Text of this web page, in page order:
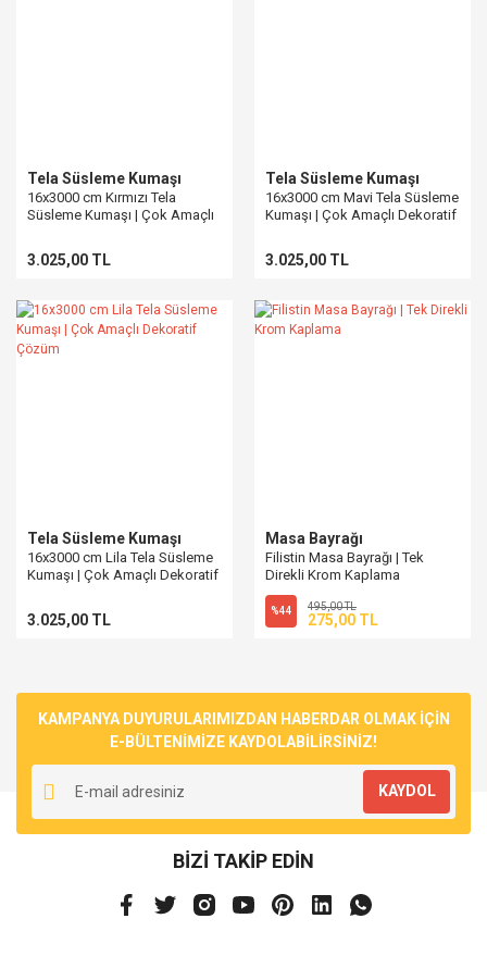
Tela Süsleme Kumaşı
16x3000 cm Kırmızı Tela
Süsleme Kumaşı | Çok Amaçlı
3.025,00 TL
Tela Süsleme Kumaşı
16x3000 cm Mavi Tela Süsleme
Kumaşı | Çok Amaçlı Dekoratif
3.025,00 TL
Tela Süsleme Kumaşı
16x3000 cm Lila Tela Süsleme
Kumaşı | Çok Amaçlı Dekoratif
3.025,00 TL
Masa Bayrağı
Filistin Masa Bayrağı | Tek
Direkli Krom Kaplama
%44 495,00 TL
275,00 TL
KAMPANYA DUYURULARIMIZDAN HABERDAR OLMAK İÇİN
E-BÜLTENİMİZE KAYDOLABİLİRSİNİZ!
KAYDOL
BİZİ TAKİP EDİN